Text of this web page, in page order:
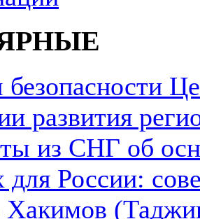
безопасности
развития
из СНГ об
для России: